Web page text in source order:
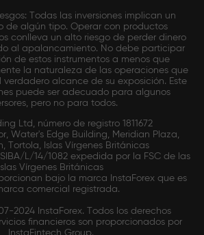
Todas las inversiones implican un
de algún tipo. Operar con productos
conlleva un alto riesgo de perder dinero
al apalancamiento. No debe participar
de estos instrumentos a menos que
la naturaleza de las operaciones que
alcance de su exposición. Este
puede ser adecuado para algunos
pero no para todos.
Ltd, número de registro 1811672
Water's Edge Building, Meridian Plaza,
Tortola, Islas Vírgenes Británicas
L/14/1082 expedida por la FSC de las
Islas Vírgenes Británicas
bajo la marca InstaForex que es
comercial registrada.
2024 InstaForex. Todos los derechos
financieros son proporcionados por
InstaFintech Group.